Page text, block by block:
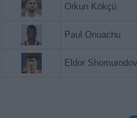
Orkun Kökçü
Paul Onuachu
Eldor Shomurodov